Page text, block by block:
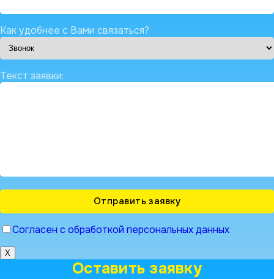
Как удобнее с Вами связаться?
Текст заявки:
Согласен с обработкой персональных данных
X
Оставить заявку